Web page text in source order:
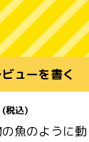
ビューを書く
(税込)
魚のように